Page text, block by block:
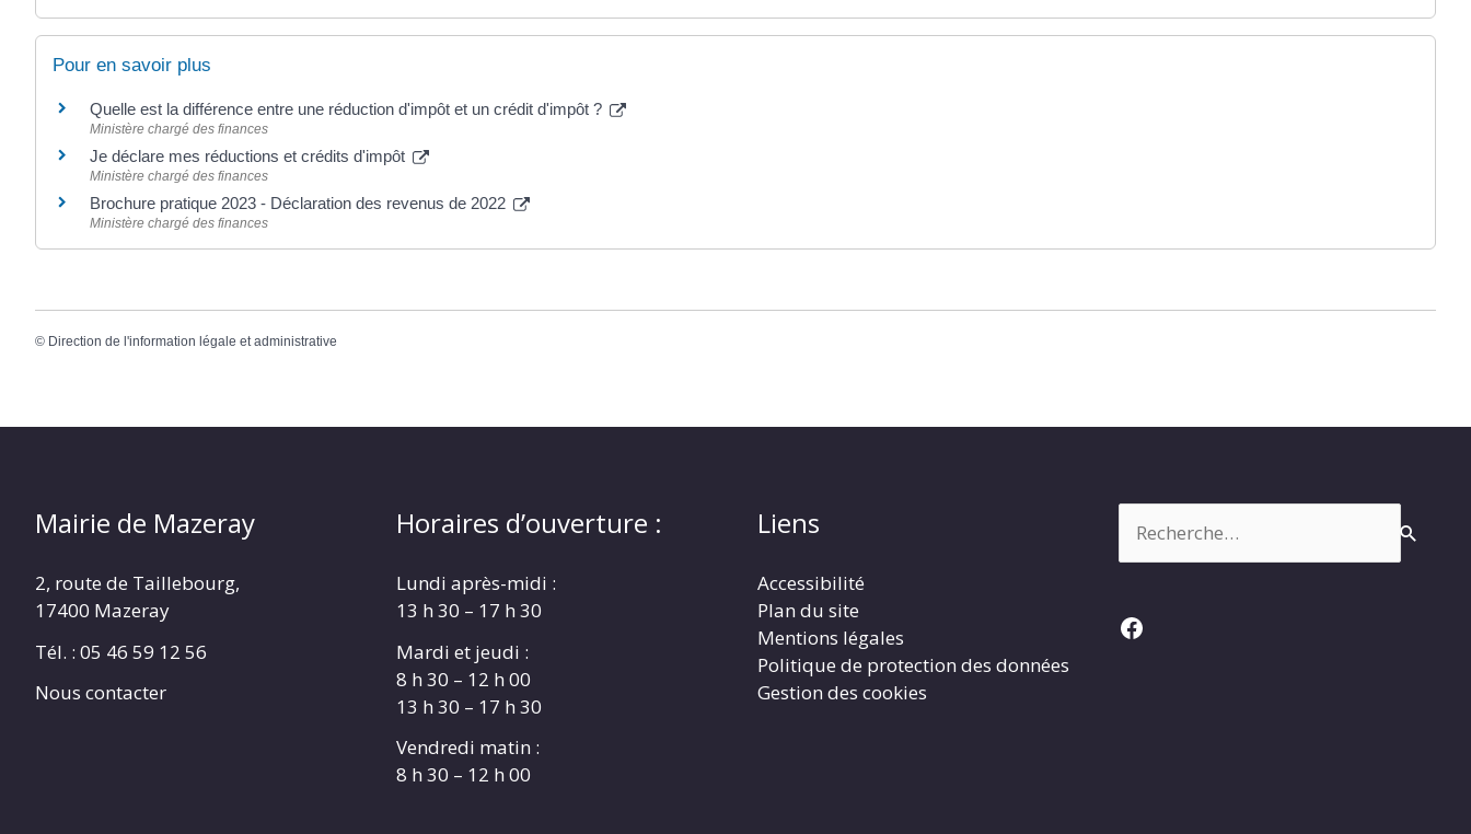
Pour en savoir plus
Quelle est la différence entre une réduction d'impôt et un crédit d'impôt ?
Ministère chargé des finances
Je déclare mes réductions et crédits d'impôt
Ministère chargé des finances
Brochure pratique 2023 - Déclaration des revenus de 2022
Ministère chargé des finances
© Direction de l'information légale et administrative
Mairie de Mazeray
2, route de Taillebourg,
17400 Mazeray
Tél. : 05 46 59 12 56
Nous contacter
Horaires d’ouverture :
Lundi après-midi :
13 h 30 – 17 h 30
Mardi et jeudi :
8 h 30 – 12 h 00
13 h 30 – 17 h 30
Vendredi matin :
8 h 30 – 12 h 00
Liens
Accessibilité
Plan du site
Mentions légales
Politique de protection des données
Gestion des cookies
Facebook